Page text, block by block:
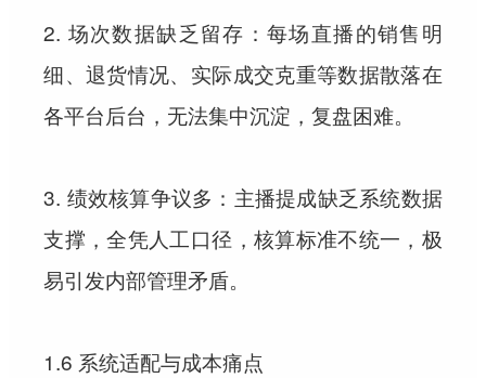
2. 场次数据缺乏留存：每场直播的销售明
细、退货情况、实际成交克重等数据散落在
各平台后台，无法集中沉淀，复盘困难。
3. 绩效核算争议多：主播提成缺乏系统数据
支撑，全凭人工口径，核算标准不统一，极
易引发内部管理矛盾。
1.6 系统适配与成本痛点